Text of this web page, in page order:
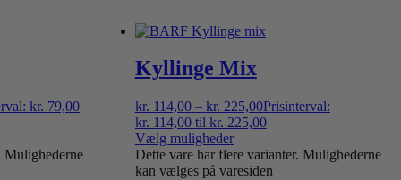
kr. 79,00
Mulighederne
Kyllinge Mix
kr. 114,00 – kr. 225,00Prisinterval:
kr. 114,00 til kr. 225,00
Vælg muligheder
Dette vare har flere varianter. Mulighederne
kan vælges på varesiden